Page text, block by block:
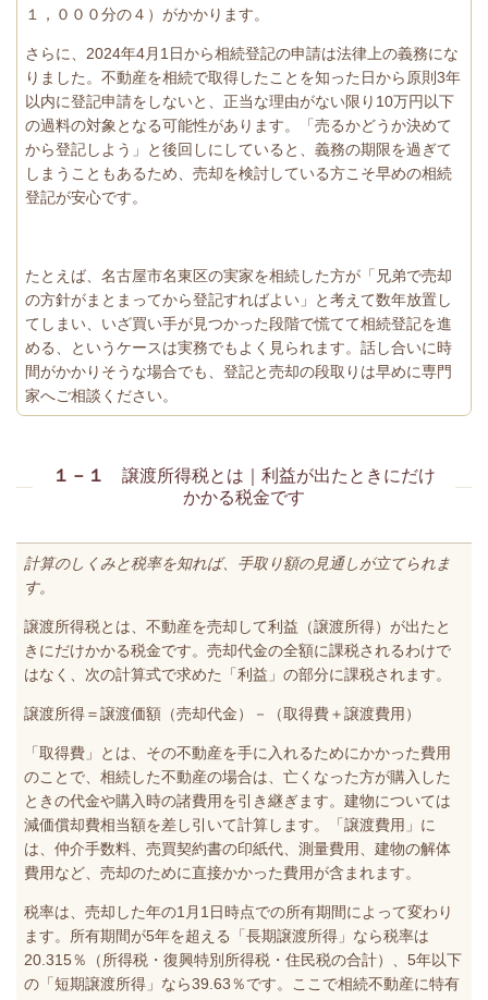
１，０００分の４）がかかります。
さらに、2024年4月1日から相続登記の申請は法律上の義務にな
りました。不動産を相続で取得したことを知った日から原則3年
以内に登記申請をしないと、正当な理由がない限り10万円以下
の過料の対象となる可能性があります。「売るかどうか決めて
から登記しよう」と後回しにしていると、義務の期限を過ぎて
しまうこともあるため、売却を検討している方こそ早めの相続
登記が安心です。
たとえば、名古屋市名東区の実家を相続した方が「兄弟で売却
の方針がまとまってから登記すればよい」と考えて数年放置し
てしまい、いざ買い手が見つかった段階で慌てて相続登記を進
める、というケースは実務でもよく見られます。話し合いに時
間がかかりそうな場合でも、登記と売却の段取りは早めに専門
家へご相談ください。
１－１ 譲渡所得税とは｜利益が出たときにだけ
かかる税金です
計算のしくみと税率を知れば、手取り額の見通しが立てられま
す。
譲渡所得税とは、不動産を売却して利益（譲渡所得）が出たと
きにだけかかる税金です。売却代金の全額に課税されるわけで
はなく、次の計算式で求めた「利益」の部分に課税されます。
譲渡所得＝譲渡価額（売却代金）－（取得費＋譲渡費用）
「取得費」とは、その不動産を手に入れるためにかかった費用
のことで、相続した不動産の場合は、亡くなった方が購入した
ときの代金や購入時の諸費用を引き継ぎます。建物については
減価償却費相当額を差し引いて計算します。「譲渡費用」に
は、仲介手数料、売買契約書の印紙代、測量費用、建物の解体
費用など、売却のために直接かかった費用が含まれます。
税率は、売却した年の1月1日時点での所有期間によって変わり
ます。所有期間が5年を超える「長期譲渡所得」なら税率は
20.315％（所得税・復興特別所得税・住民税の合計）、5年以下
の「短期譲渡所得」なら39.63％です。ここで相続不動産に特有